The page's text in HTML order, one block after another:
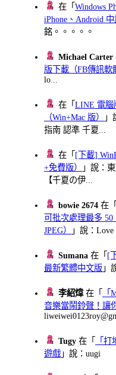
在「Windows
iPhone、Android
銘。。。。。
Michael Carter
版下載（FB傳訊軟
lo...
在「LINE 電腦
（Win+Mac 版）
指南 認準 千夏...
在「 [下載]
+免費版）
」說：
【千夏の伊...
bowie 2674 在「
可批次處理最多 50
JPEG）
」說：Love
Sumana 在「 [
最新繁體中文版 」
李紹煒在「
音樂當鬧鈴聲！讓
Tugy 在「
「
遊戲 」說：uugi